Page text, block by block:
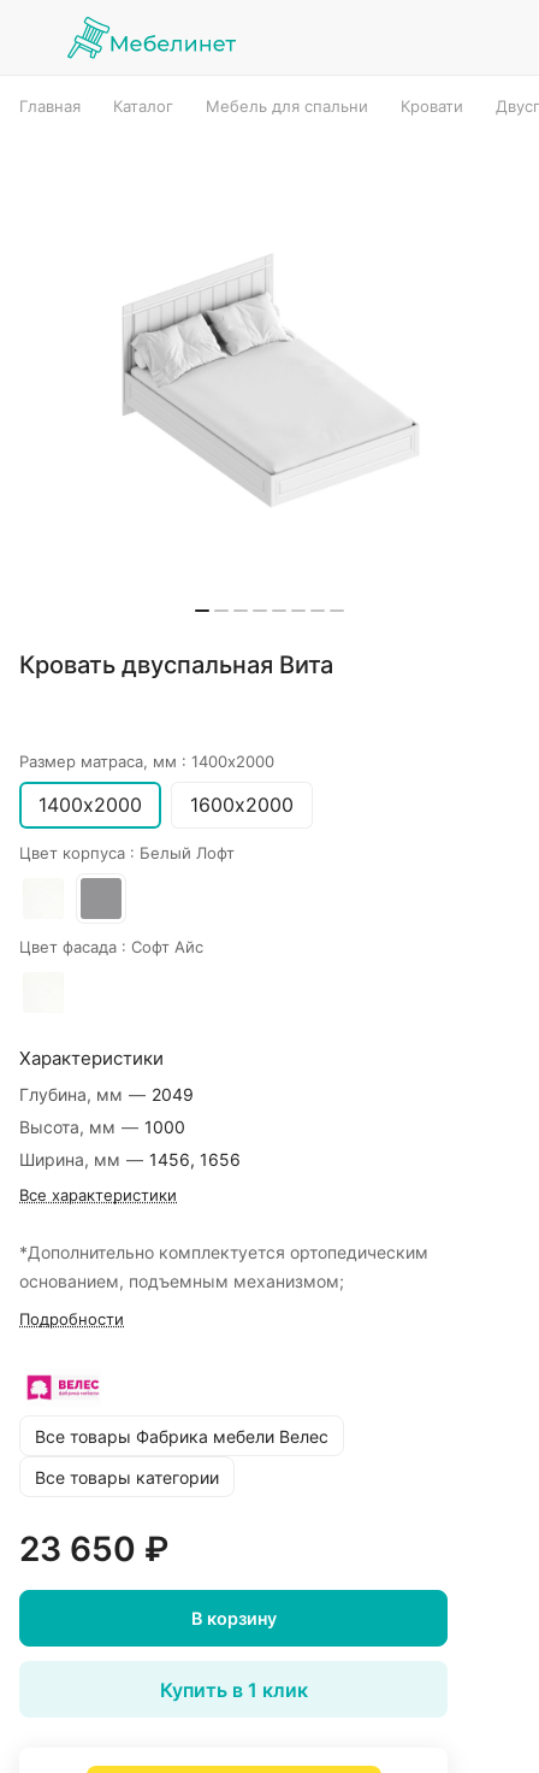
Главная Каталог Мебель для спальни Кровати
Кровать двуспальная Вита
Размер матраса, мм : 1400х2000
1400х2000 1600х2000
Цвет корпуса : Белый Лофт
Цвет фасада : Софт Айс
Характеристики
Глубина, мм — 2049
Высота, мм — 1000
Ширина, мм — 1456, 1656
Все характеристики
*Дополнительно комплектуется ортопедическим
основанием, подъемным механизмом;
Подробности
Все товары Фабрика мебели Велес
Все товары категории
23 650 ₽
В корзину
Купить в 1 клик